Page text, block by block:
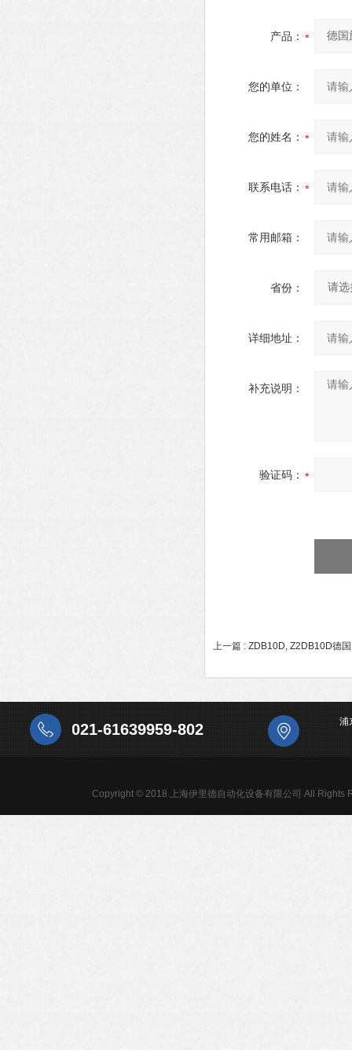
产品：
您的单位：
您的姓名：
联系电话：
常用邮箱：
省份：
详细地址：
补充说明：
验证码：
上一篇 : ZDB10D, Z2DB10D德
021-61639959-802 浦
Copyright © 2018 上海伊里德自动化设备有限公司 All Rights